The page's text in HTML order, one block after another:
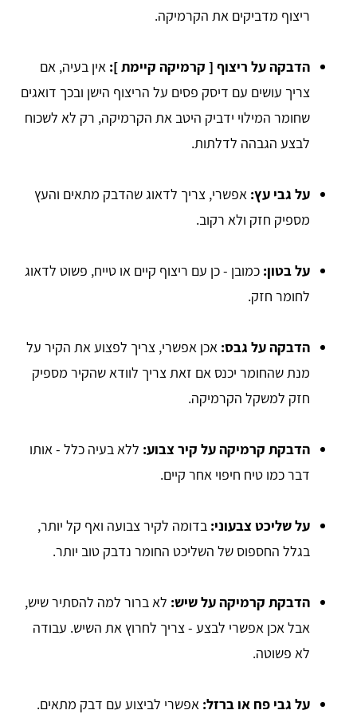
ריצוף מדביקים את הקרמיקה.
הדבקה על ריצוף [ קרמיקה קיימת ]: אין בעיה, אם
צריך עושים עם דיסק פסים על הריצוף הישן ובכך דואגים
שחומר המילוי ידביק היטב את הקרמיקה, רק לא לשכוח
לבצע הגבהה לדלתות.
על גבי עץ: אפשרי, צריך לדאוג שהדבק מתאים והעץ
מספיק חזק ולא רקוב.
על בטון: כמובן - כן עם ריצוף קיים או טייח, פשוט לדאוג
לחומר חזק.
הדבקה על גבס: אכן אפשרי, צריך לפצוע את הקיר על
מנת שהחומר יכנס אם זאת צריך לוודא שהקיר מספיק
חזק למשקל הקרמיקה.
הדבקת קרמיקה על קיר צבוע: ללא בעיה כלל - אותו
דבר כמו טיח חיפוי אחר קיים.
על שליכט צבעוני: בדומה לקיר צבועה ואף קל יותר,
בגלל החספוס של השליכט החומר נדבק טוב יותר.
הדבקת קרמיקה על שיש: לא ברור למה להסתיר שיש,
אבל אכן אפשרי לבצע - צריך לחרוץ את השיש. עבודה
לא פשוטה.
על גבי פח או ברזל: אפשרי לביצוע עם דבק מתאים.